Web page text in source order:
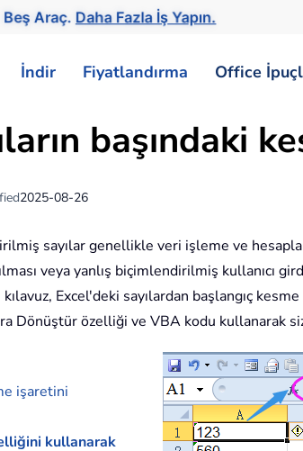
Araç. Daha Fazla İş Yapın.
İndir Fiyatlandırma Office
başındaki
2025-08-26
sayılar genellikle veri işleme ve
veya yanlış biçimlendirilmiş kullanıcı
Excel'deki sayılardan başlangıç
Dönüştür özelliği ve VBA kodu kullanarak
işaretini
kullanarak